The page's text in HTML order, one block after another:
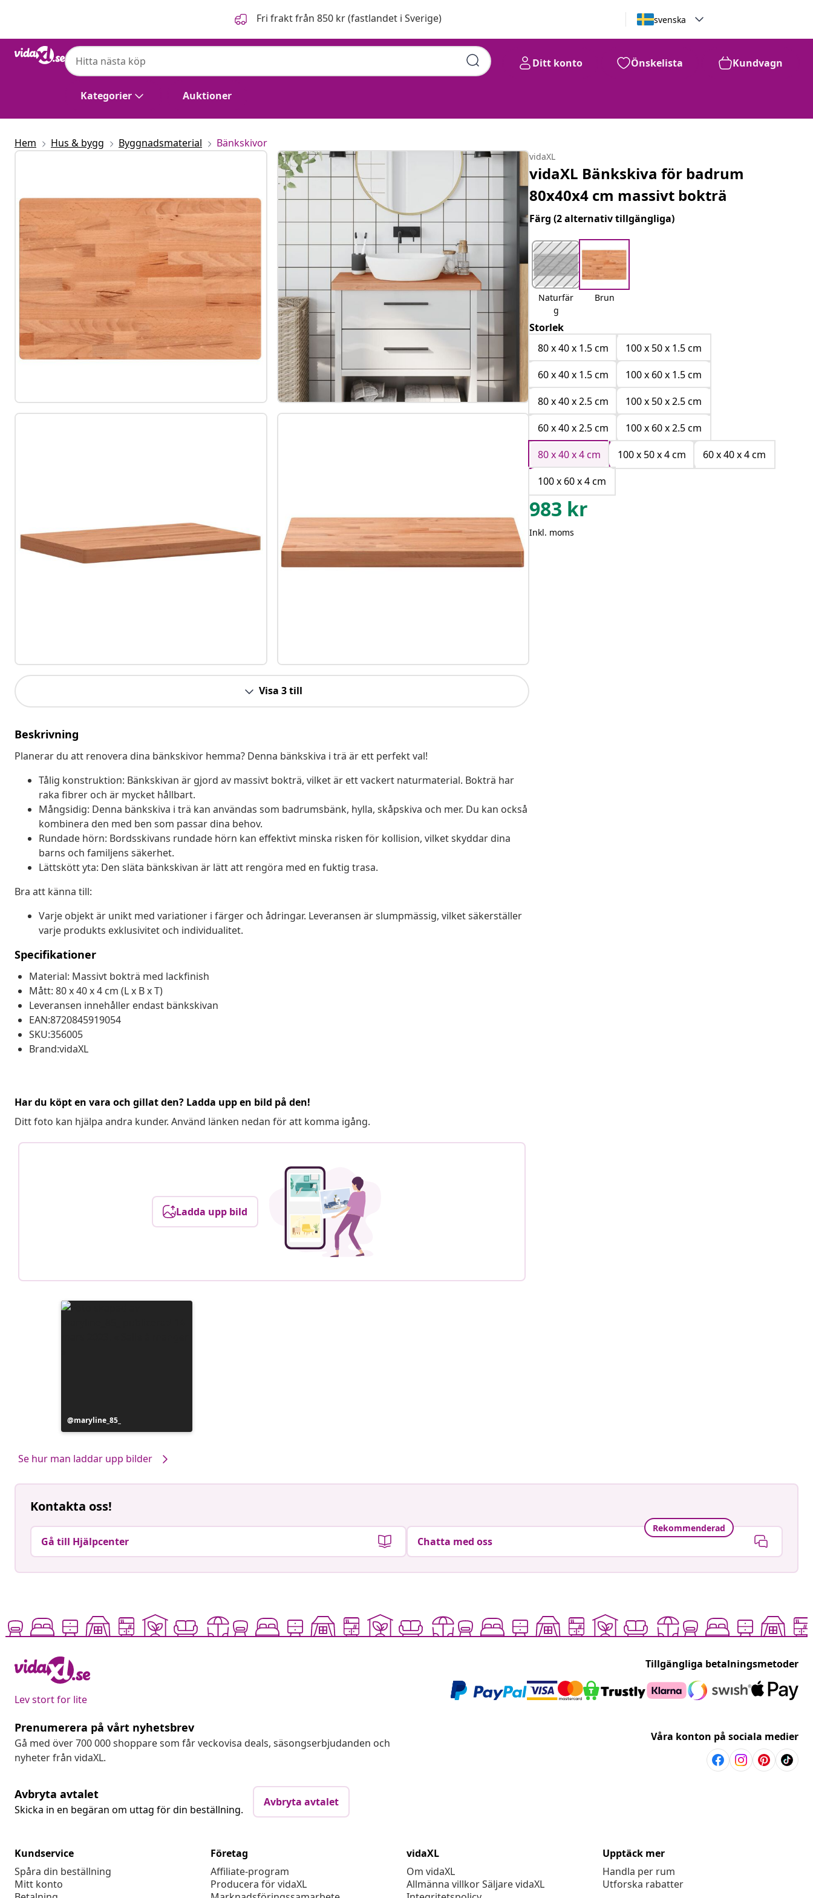
Fri frakt från 850 kr (fastlandet i Sverige) svenska
Kategorier Auktioner
Ditt konto Önskelista Kundvagn
Hem Hus & bygg Byggnadsmaterial Bänkskivor
Visa 3 till
Beskrivning
Planerar du att renovera dina bänkskivor hemma? Denna bänkskiva i trä är ett perfekt val!
Tålig konstruktion: Bänkskivan är gjord av massivt bokträ, vilket är ett vackert naturmaterial. Bokträ har
raka fibrer och är mycket hållbart.
Mångsidig: Denna bänkskiva i trä kan användas som badrumsbänk, hylla, skåpskiva och mer. Du kan också
kombinera den med ben som passar dina behov.
Rundade hörn: Bordsskivans rundade hörn kan effektivt minska risken för kollision, vilket skyddar dina
barns och familjens säkerhet.
Lättskött yta: Den släta bänkskivan är lätt att rengöra med en fuktig trasa.
Bra att känna till:
Varje objekt är unikt med variationer i färger och ådringar. Leveransen är slumpmässig, vilket säkerställer
varje produkts exklusivitet och individualitet.
Specifikationer
Material: Massivt bokträ med lackfinish
Mått: 80 x 40 x 4 cm (L x B x T)
Leveransen innehåller endast bänkskivan
EAN:8720845919054
SKU:356005
Brand:vidaXL
Har du köpt en vara och gillat den? Ladda upp en bild på den!
Ditt foto kan hjälpa andra kunder. Använd länken nedan för att komma igång.
Ladda upp bild
Inlägg
publicerat
maryline_85_
Se hur man laddar upp bilder
vidaXL
vidaXL Bänkskiva för badrum
80x40x4 cm massivt bokträ
Färg(2 alternativ tillgängliga)
Naturfär
g
Brun
Storlek
80 x 40 x 1.5 cm
100 x 50 x 1.5 cm
60 x 40 x 1.5 cm
100 x 60 x 1.5 cm
80 x 40 x 2.5 cm
100 x 50 x 2.5 cm
60 x 40 x 2.5 cm
100 x 60 x 2.5 cm
80 x 40 x 4 cm
100 x 50 x 4 cm
60 x 40 x 4 cm
100 x 60 x 4 cm
983 kr
Inkl. moms
Kontakta oss!
Gå till Hjälpcenter
Rekommenderad
Chatta med oss
Lev stort for lite
Tillgängliga betalningsmetoder
Prenumerera på vårt nyhetsbrev
Gå med över 700 000 shoppare som får veckovisa deals, säsongserbjudanden och
nyheter från vidaXL.
Våra konton på sociala medier
Avbryta avtalet
Skicka in en begäran om uttag för din beställning.
Avbryta avtalet
Kundservice
Spåra din beställning
Mitt konto
Företag
Affiliate-program
Producera för vidaXL
vidaXL
Om vidaXL
Allmänna villkor Säljare vidaXL
Upptäck mer
Handla per rum
Utforska rabatter